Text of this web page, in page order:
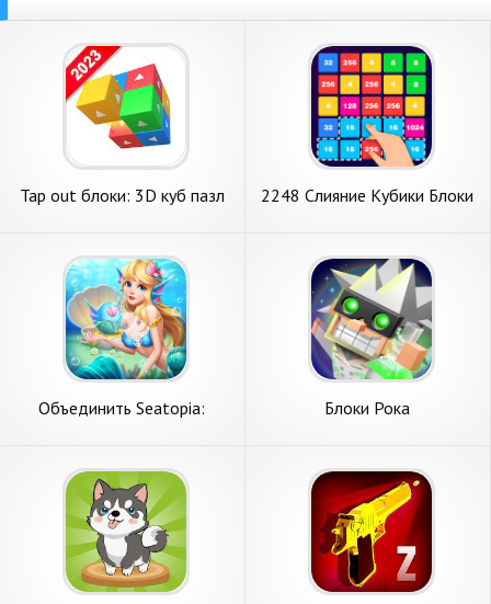
Tap out блоки: 3D куб пазл
2248 Слияние Кубики Блоки
Объединить Seatopia:
Блоки Рока